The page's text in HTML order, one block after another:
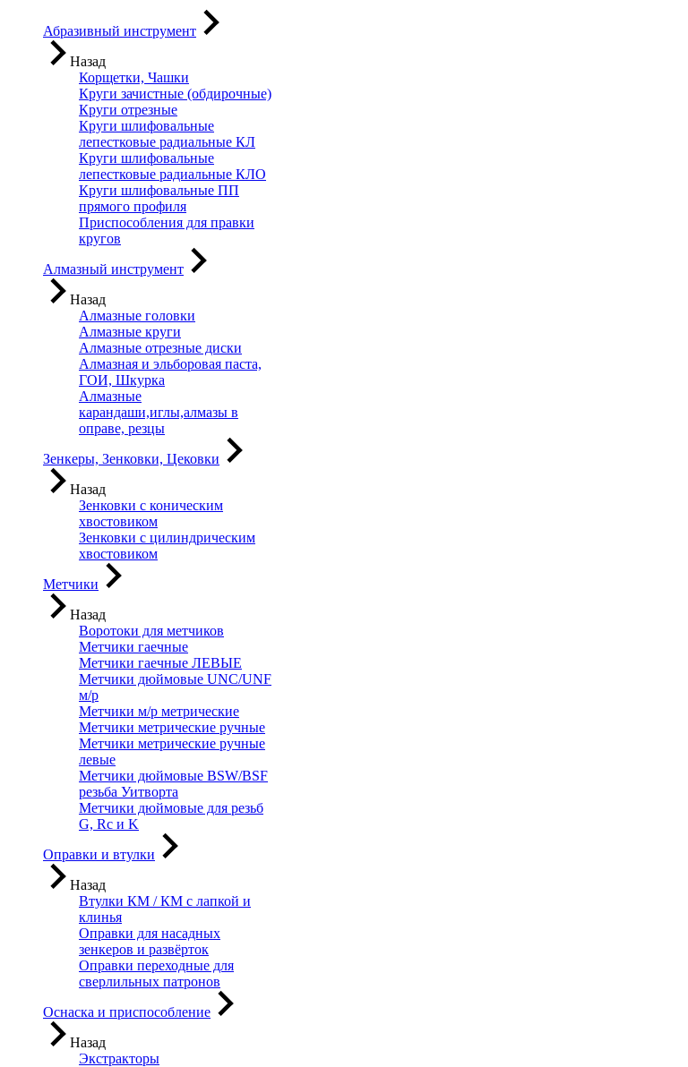
Абразивный инструмент
Назад
Корщетки, Чашки
Круги зачистные (обдирочные)
Круги отрезные
Круги шлифовальные
лепестковые радиальные КЛ
Круги шлифовальные
лепестковые радиальные КЛО
Круги шлифовальные ПП
прямого профиля
Приспособления для правки
кругов
Алмазный инструмент
Назад
Алмазные головки
Алмазные круги
Алмазные отрезные диски
Алмазная и эльборовая паста,
ГОИ, Шкурка
Алмазные
карандаши,иглы,алмазы в
оправе, резцы
Зенкеры, Зенковки, Цековки
Назад
Зенковки с коническим
хвостовиком
Зенковки с цилиндрическим
хвостовиком
Метчики
Назад
Воротоки для метчиков
Метчики гаечные
Метчики гаечные ЛЕВЫЕ
Метчики дюймовые UNC/UNF
м/р
Метчики м/р метрические
Метчики метрические ручные
Метчики метрические ручные
левые
Метчики дюймовые BSW/BSF
резьба Уитворта
Метчики дюймовые для резьб
G, Rc и K
Оправки и втулки
Назад
Втулки КМ / КМ с лапкой и
клинья
Оправки для насадных
зенкеров и развёрток
Оправки переходные для
сверлильных патронов
Оснаска и приспособление
Назад
Экстракторы